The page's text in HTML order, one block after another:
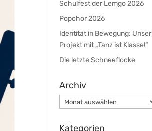
Schulfest der Lemgo 2026
Popchor 2026
Identität in Bewegung: Unser
Projekt mit „Tanz ist Klasse!“
Die letzte Schneeflocke
Archiv
Archiv
Kategorien